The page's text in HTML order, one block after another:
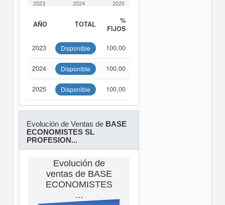
2023 2024 2025
AÑO TOTAL
%
FIJOS
2023 Disponible 100,00
2024 Disponible 100,00
2025 Disponible 100,00
Evolución de Ventas de BASE
ECONOMISTES SL
PROFESION...
Evolución de
ventas de BASE
ECONOMISTES
...